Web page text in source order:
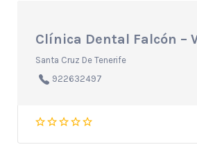
Clínica Dental Falcón –
Santa Cruz De Tenerife
922632497